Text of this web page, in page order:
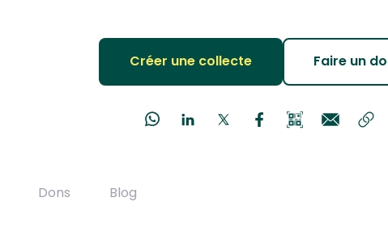
Créer une collecte Faire un
Dons Blog